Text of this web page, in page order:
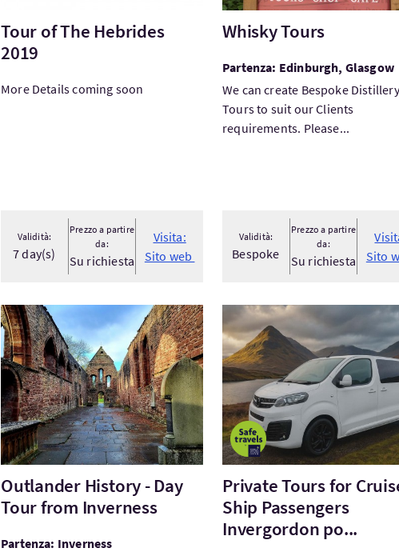
Tour of The Hebrides
2019
More Details coming soon
Validità:
7 day(s)
Prezzo a partire
da:
Su richiesta
Visita:
Sito web
Whisky Tours
Partenza: Edinburgh, Glasgow
We can create Bespoke Distillery
Tours to suit our Clients
requirements. Please...
Validità:
Bespoke
Prezzo a partire
da:
Su richiesta
Sito
Visita:Outlander History - Day Tour from Inverness
Outlander History - Day
Tour from Inverness
Partenza: Inverness
Visita:Private Tours for
Private Tours for
Ship Passengers
Invergordon po...